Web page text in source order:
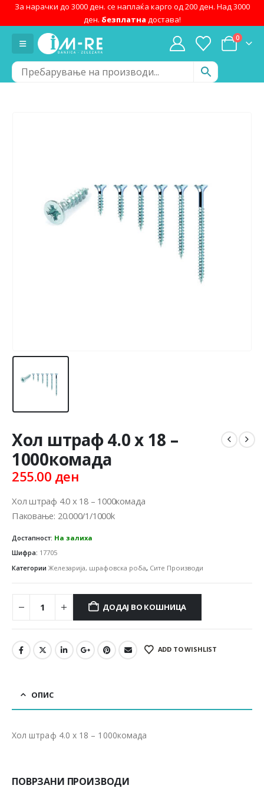
За нарачки до 3000 ден. се наплаќа карго од 200 ден. Над 3000
ден. безплатна достава!
0
Хол штраф 4.0 x 18 –
1000комада
255.00 ден
Хол штраф 4.0 x 18 – 1000комада
Паковање: 20.000/1/1000k
Достапност: На залиха
Шифра: 17705
Категории Железарија, шрафовска роба, Сите Производи
ДОДАЈ ВО КОШНИЦА
ADD TO WISHLIST
ОПИС
Хол штраф 4.0 x 18 – 1000комада
ПОВРЗАНИ ПРОИЗВОДИ